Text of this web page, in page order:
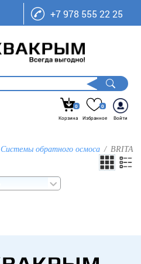
+7 978 555 22 25
0
Корзина
0
Избранное
Войти
Системы обратного осмоса BRITA